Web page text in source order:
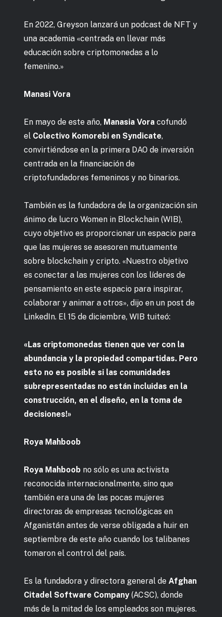
En 2022, Greyson lanzará un podcast de NFT y
una academia «centrada en llevar más
educación sobre criptomonedas a lo
femenino.»
Manasi Vora
En mayo de este año, Manasia Vora cofundó
el Colectivo Komorebi en Syndicate,
convirtiéndose en la primera DAO de inversión
centrada en la financiación de
criptofundadores femeninos y no binarios.
También es la fundadora de la organización sin
ánimo de lucro Women in Blockchain (WIB),
cuyo objetivo es proporcionar un espacio para
que las mujeres se asesoren mutuamente
sobre blockchain y cripto. «Nuestro objetivo
es conectar a las mujeres con los líderes de
pensamiento en este espacio para inspirar,
colaborar y animar a otros», dijo en un post de
LinkedIn. El 15 de diciembre, WIB tuiteó:
«Las criptomonedas tienen que ver con la
abundancia y la propiedad compartidas. Pero
esto no es posible si las comunidades
subrepresentadas no están incluidas en la
construcción, en el diseño, en la toma de
decisiones!»
Roya Mahboob
Roya Mahboob no sólo es una activista
reconocida internacionalmente, sino que
también era una de las pocas mujeres
directoras de empresas tecnológicas en
Afganistán antes de verse obligada a huir en
septiembre de este año cuando los talibanes
tomaron el control del país.
Es la fundadora y directora general de Afghan
Citadel Software Company (ACSC), donde
más de la mitad de los empleados son mujeres.